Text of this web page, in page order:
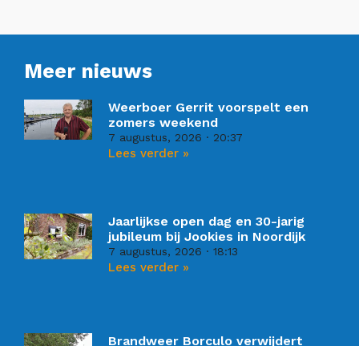
Meer nieuws
Weerboer Gerrit voorspelt een
zomers weekend
7 augustus, 2026 20:37
Lees verder »
Jaarlijkse open dag en 30-jarig
jubileum bij Jookies in Noordijk
7 augustus, 2026 18:13
Lees verder »
Brandweer Borculo verwijdert